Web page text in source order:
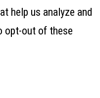
help us analyze and
opt-out of these